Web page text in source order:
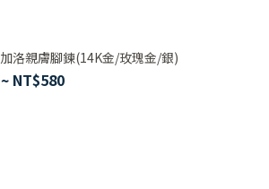
洛親膚腳鍊(14K金/玫瑰金/銀)
NT$580